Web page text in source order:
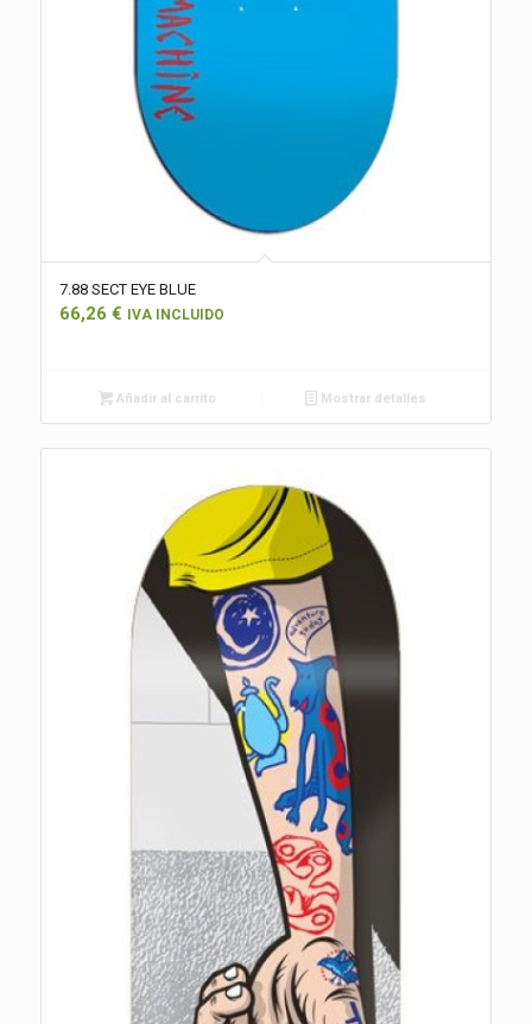
7.88 SECT EYE BLUE
66,26 € IVA INCLUIDO
Añadir al carrito Mostrar detalles